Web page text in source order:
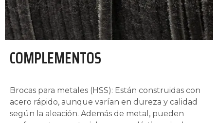
COMPLEMENTOS
Brocas para metales (HSS): Están construidas con
acero rápido, aunque varían en dureza y calidad
según la aleación. Además de metal, pueden